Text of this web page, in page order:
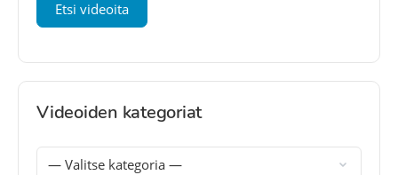
Videoiden kategoriat